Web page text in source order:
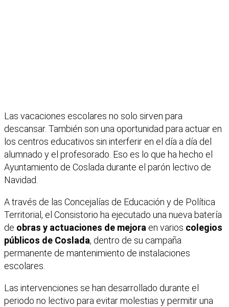
Las vacaciones escolares no solo sirven para
descansar. También son una oportunidad para actuar en
los centros educativos sin interferir en el día a día del
alumnado y el profesorado. Eso es lo que ha hecho el
Ayuntamiento de Coslada durante el parón lectivo de
Navidad.
A través de las Concejalías de Educación y de Política
Territorial, el Consistorio ha ejecutado una nueva batería
de obras y actuaciones de mejora en varios colegios
públicos de Coslada, dentro de su campaña
permanente de mantenimiento de instalaciones
escolares.
Las intervenciones se han desarrollado durante el
periodo no lectivo para evitar molestias y permitir una